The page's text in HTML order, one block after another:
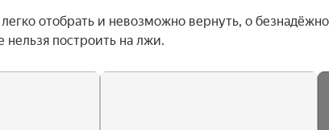
отобрать и невозможно вернуть, о
нельзя построить на лжи.